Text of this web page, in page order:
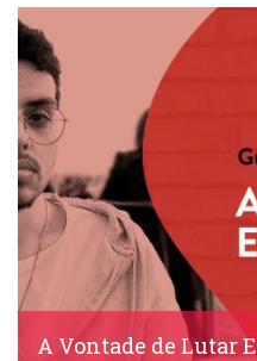
IDS, 1 Maio, 2020
A Vontade de Lutar